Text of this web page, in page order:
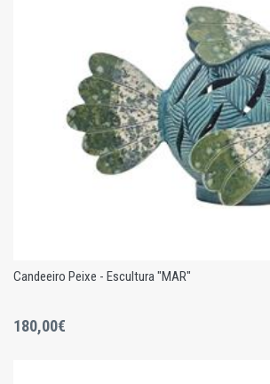
Prato Girassol - Rosa - S
Candeeiro Peixe - Escultura "MAR"
180,00€